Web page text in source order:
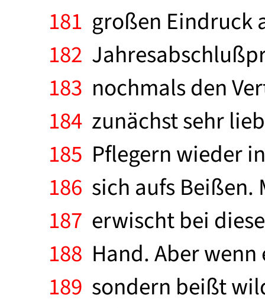
181 großen Eindruck
182
183 nochmals den
184 zunächst sehr
185 Pflegern wieder
186 sich aufs
187 erwischt bei
188 Hand. Aber
189 sondern beißt